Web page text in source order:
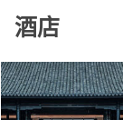
酒店